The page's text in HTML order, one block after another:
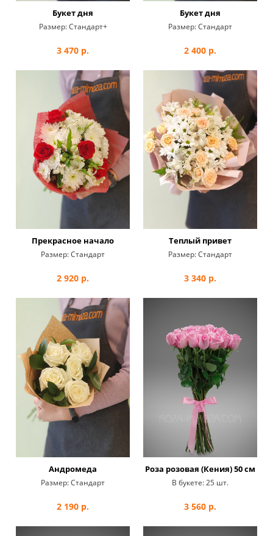
Букет дня
Размер: Стандарт+
3 470 р.
Букет дня
Размер:Стандарт
2 400 р.
Прекрасное начало
Размер:Стандарт
2 920 р.
Теплый привет
Размер:Стандарт
3 340 р.
Андромеда
Размер:Стандарт
2 190 р.
Роза розовая (Кения) 50 см
В букете:25 шт.
3 560 р.